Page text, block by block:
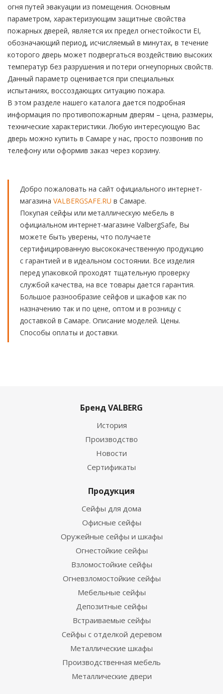
огня путей эвакуации из помещения. Основным
параметром, характеризующим защитные свойства
пожарных дверей, является их предел огнестойкости EI,
обозначающий период, исчисляемый в минутах, в течение
которого дверь может подвергаться воздействию высоких
температур без разрушения и потери огнеупорных свойств.
Данный параметр оценивается при специальных
испытаниях, воссоздающих ситуацию пожара.
В этом разделе нашего каталога дается подробная
информация по противопожарным дверям – цена, размеры,
технические характеристики. Любую интересующую Вас
дверь можно купить в Самаре у нас, просто позвонив по
телефону или оформив заказ через корзину.
Добро пожаловать на сайт официального интернет-
магазина VALBERGSAFE.RU в Самаре.
Покупая сейфы или металлическую мебель в
официальном интернет-магазине ValbergSafe, Вы
можете быть уверены, что получаете
сертифицированную высококачественную продукцию
с гарантией и в идеальном состоянии. Все изделия
перед упаковкой проходят тщательную проверку
службой качества, на все товары дается гарантия.
Большое разнообразие сейфов и шкафов как по
назначению так и по цене, оптом и в розницу с
доставкой в Самаре. Описание моделей. Цены.
Способы оплаты и доставки.
Бренд VALBERG
История
Производство
Новости
Сертификаты
Продукция
Сейфы для дома
Офисные сейфы
Оружейные сейфы и шкафы
Огнестойкие сейфы
Взломостойкие сейфы
Огневзломостойкие сейфы
Мебельные сейфы
Депозитные сейфы
Встраиваемые сейфы
Сейфы с отделкой деревом
Металлические шкафы
Производственная мебель
Металлические двери